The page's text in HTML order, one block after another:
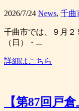
2026/7/24 News, 千曲
千曲市では、９月２
（日）・...
詳細はこちら
【第87回戸